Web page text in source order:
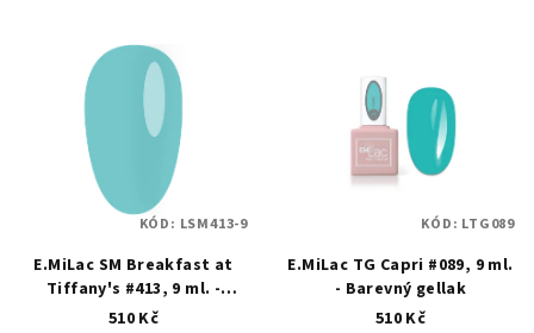
E.MiLac SM Breakfast at
Tiffany's #413, 9 ml. -
Barevný gellak
510 Kč
KÓD: LSM413-9
E.MiLac TG Capri #089, 9 ml.
- Barevný gellak
510 Kč
KÓD: LTG089